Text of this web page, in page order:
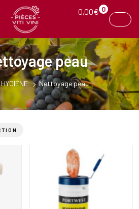
0,00€ 0
peau
HYGIÈNE Nettoyage peau